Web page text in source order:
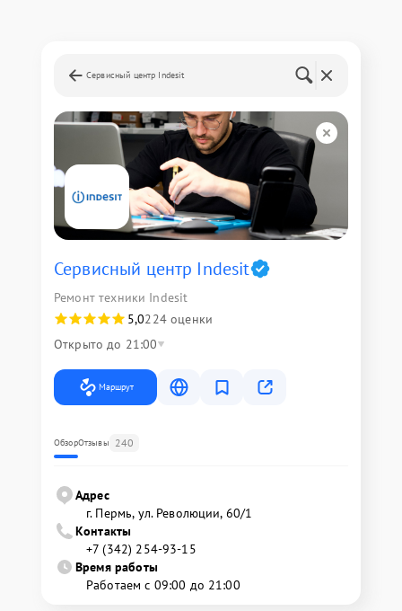
Сервисный центр Indesit
Сервисный центр Indesit
Ремонт техники Indesit
5,0224 оценки
Открыто до 21:00
Маршрут
ОбзорОтзывы 240
Адрес
г. Пермь, ул. ​Революции, 60/1
Контакты
+7 (342) 254-93-15
Время работы
Работаем с 09:00 до 21:00